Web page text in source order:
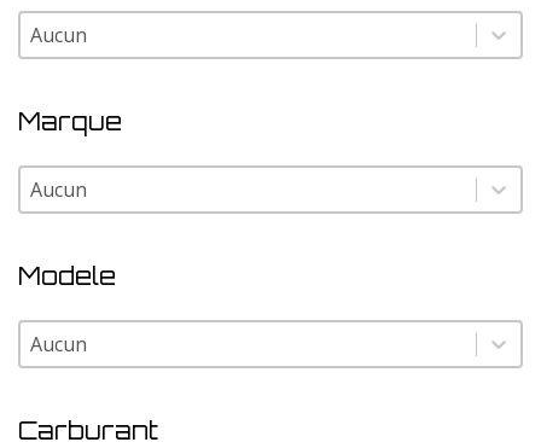
Pays
Pays
Marque
Marque
Marque
Modele
Modele
Modele
Carburant